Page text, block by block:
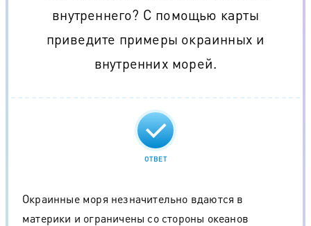
внутреннего? С помощью карты
приведите примеры окраинных и
внутренних морей.
ОТВЕТ
Окраинные моря незначительно вдаются в
материки и ограничены со стороны океанов